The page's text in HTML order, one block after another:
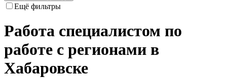
Ещё фильтры
Работа специалистом по
работе с регионами в
Хабаровске